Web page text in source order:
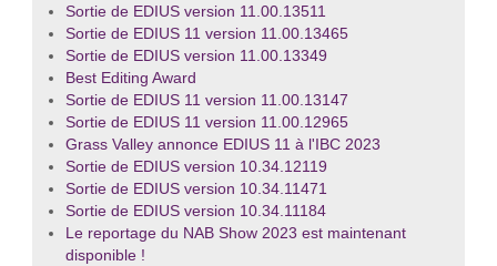
Sortie de EDIUS version 11.00.13511
Sortie de EDIUS 11 version 11.00.13465
Sortie de EDIUS version 11.00.13349
Best Editing Award
Sortie de EDIUS 11 version 11.00.13147
Sortie de EDIUS 11 version 11.00.12965
Grass Valley annonce EDIUS 11 à l'IBC 2023
Sortie de EDIUS version 10.34.12119
Sortie de EDIUS version 10.34.11471
Sortie de EDIUS version 10.34.11184
Le reportage du NAB Show 2023 est maintenant
disponible !